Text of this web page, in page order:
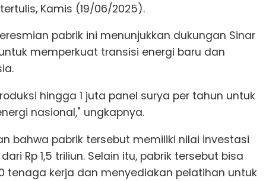
Kamis (19/06/2025).
pabrik ini menunjukkan dukungan Sinar
untuk memperkuat transisi energi baru dan
hingga 1 juta panel surya per tahun untuk
nasional," ungkapnya.
bahwa pabrik tersebut memiliki nilai investasi
Rp 1,5 triliun. Selain itu, pabrik tersebut bisa
tenaga kerja dan menyediakan pelatihan untuk